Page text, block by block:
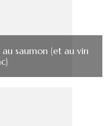
saumon {et au vin